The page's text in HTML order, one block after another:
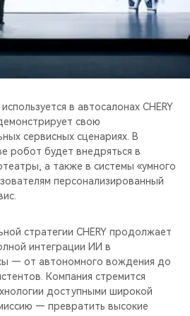
в автосалонах CHERY
свою
сервисных сценариях. В
робот будет внедряться в
а также в системы «умного
персонализированный
стратегии CHERY продолжает
интеграции ИИ в
— от автономного вождения до
Компания стремится
доступными широкой
— превратить высокие